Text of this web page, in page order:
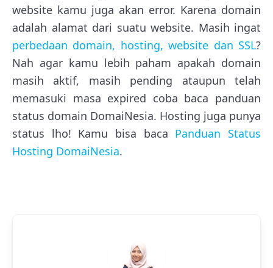
website kamu juga akan error. Karena domain
adalah alamat dari suatu website. Masih ingat
perbedaan domain, hosting, website dan SSL?
Nah agar kamu lebih paham apakah domain
masih aktif, masih pending ataupun telah
memasuki masa expired coba baca panduan
status domain DomaiNesia. Hosting juga punya
status lho! Kamu bisa baca Panduan Status
Hosting DomaiNesia.